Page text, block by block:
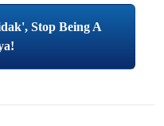
Stop Being A